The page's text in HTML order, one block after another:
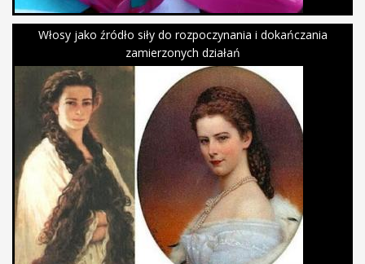
Włosy jako źródło siły do rozpoczynania i dokańczania
zamierzonych działań